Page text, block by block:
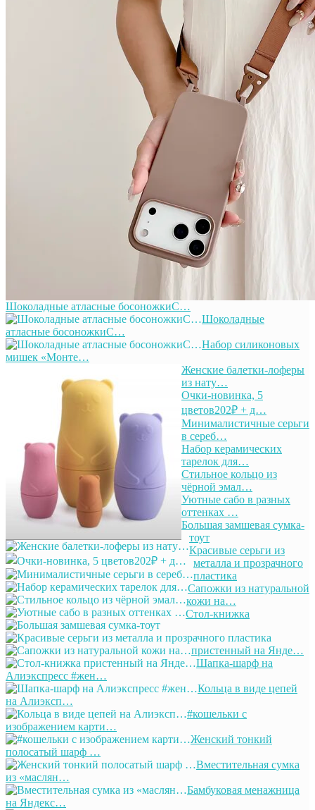
Шоколадные атласные босоножкиС…
Шоколадные
атласные босоножкиС…
Набор силиконовых
мишек «Монте…
Женские балетки-лоферы
из нату…
Очки-новинка, 5
цветов202₽ + д…
Минималистичные серьги
в сереб…
Набор керамических
тарелок для…
Стильное кольцо из
чёрной эмал…
Уютные сабо в разных
оттенках …
Большая замшевая сумка-
тоут
Красивые серьги из
металла и прозрачного
пластика
Сапожки из натуральной
кожи на…
Стол-книжка
пристенный на Янде…
Шапка-шарф на
Алиэкспресс #жен…
Кольца в виде цепей
на Алиэксп…
#кошельки с
изображением карти…
Женский тонкий
полосатый шарф …
Вместительная сумка
из «маслян…
Бамбуковая менажница
на Яндекс…